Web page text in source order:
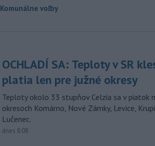
Komunálne voľby
OCHLADÍ SA: Teploty v SR
platia len pre južné okresy
Teploty okolo 33 stupňov Celzia sa v piatok
okresoch Komárno, Nové Zámky, Levice,
Lučenec.
dnes 8:08